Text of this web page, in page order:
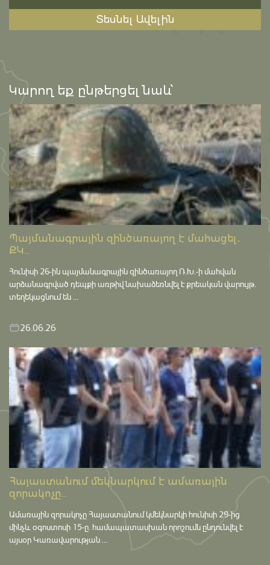
Տեսնել Ավելին
Կարող եք ընթերցել նաև՝
Պայմանագրային զինծառայող է մահացել․
ՔԿ...
Հունիսի 26-ին պայմանագրային զինծառայող Ռ.Խ.-ի մահվան
արձանագրված դեպքի առթիվ նախաձեռնվել է քրեական վարույթ․
տեղեկացնում են ...
26.06.26
Հայաստանում մեկնարկում է ամառային
զորակոչը...
Ամառային զորակոչը Հայաստանում կմեկնարկի հունիսի 29-ից
մինչև օգոստոսի 15-ը․ համապատասխան որոշումն ընդունվել է
այսօր Կառավարության ...